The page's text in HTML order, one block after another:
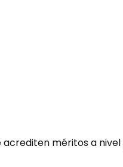
acrediten méritos a